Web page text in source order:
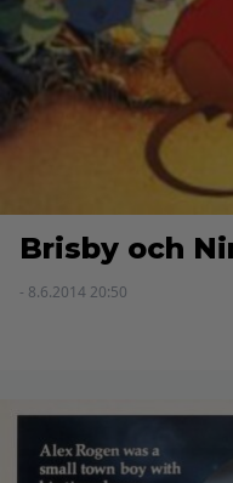
Brisby och
- 8.6.2014 20:50